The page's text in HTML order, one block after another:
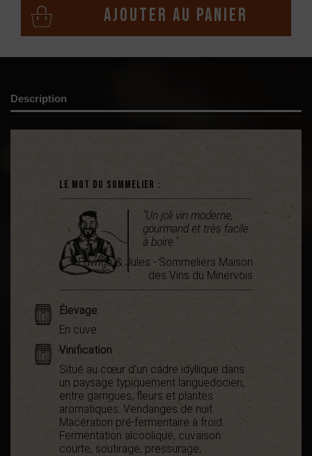
Ajouter au panier
Description
Le mot du sommelier :
"Un joli vin moderne,
gourmand et très facile
à boire."
Edwige & Jules - Sommeliers Maison
des Vins du Minervois
Élevage
En cuve
Vinification
Situé au cœur d’un cadre idyllique dans
un paysage typiquement languedocien,
entre garrigues, fleurs et plantes
aromatiques. Vendanges de nuit.
Macération pré-fermentaire à froid.
Fermentation alcoolique, cuvaison
courte, soutirage, pressurage,